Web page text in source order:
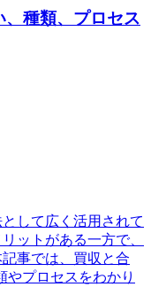
種類、プロセス
して広く活用されて
ットがある一方で、
事では、買収と合
プロセスをわかり